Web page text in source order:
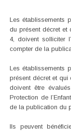
Les établissements
du présent décret et
4, doivent solliciter
compter de la
Les établissements
présent décret et qui
doivent être
Protection de
de la publication du
Ils peuvent